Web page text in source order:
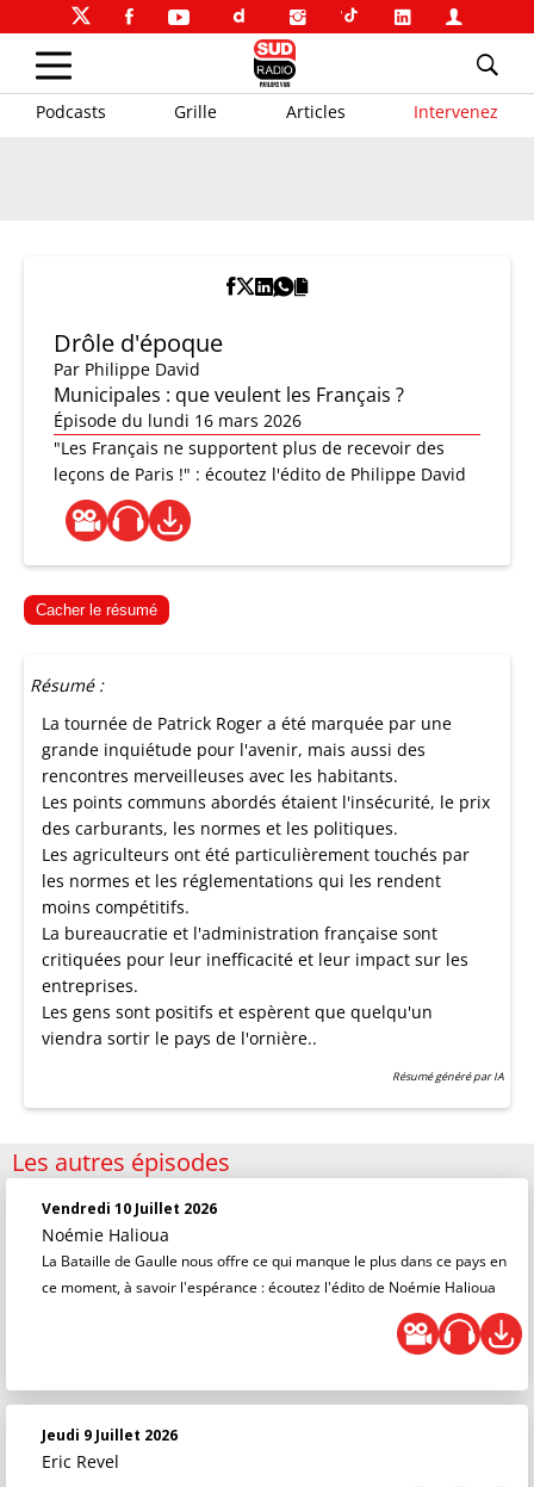
Podcasts Grille Articles Intervenez
Drôle d'époque
Par Philippe David
Municipales : que veulent les Français ?
Épisode du lundi 16 mars 2026
"Les Français ne supportent plus de recevoir des
leçons de Paris !" : écoutez l'édito de Philippe David
Cacher le résumé
Résumé :
La tournée de Patrick Roger a été marquée par une
grande inquiétude pour l'avenir, mais aussi des
rencontres merveilleuses avec les habitants.
Les points communs abordés étaient l'insécurité, le prix
des carburants, les normes et les politiques.
Les agriculteurs ont été particulièrement touchés par
les normes et les réglementations qui les rendent
moins compétitifs.
La bureaucratie et l'administration française sont
critiquées pour leur inefficacité et leur impact sur les
entreprises.
Les gens sont positifs et espèrent que quelqu'un
viendra sortir le pays de l'ornière..
Résumé généré par IA
Les autres épisodes
Vendredi 10 Juillet 2026
Noémie Halioua
La Bataille de Gaulle nous offre ce qui manque le plus dans ce pays en
ce moment, à savoir l'espérance : écoutez l'édito de Noémie Halioua
Jeudi 9 Juillet 2026
Eric Revel